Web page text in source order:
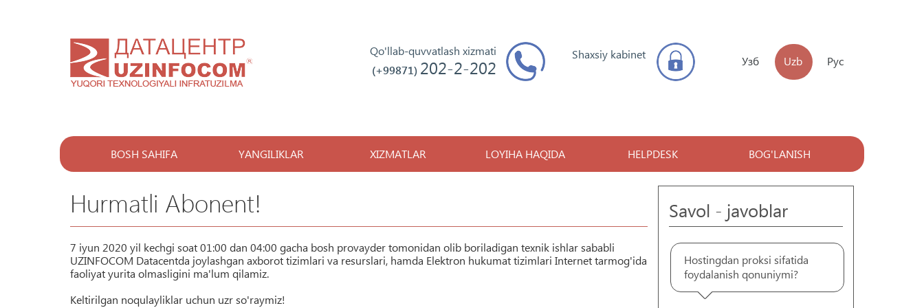
BOSH SAHIFA YANGILIKLAR XIZMATLAR LOYIHA HAQIDA HELPDESK BOG'LANISH
Узб Uzb Рус
Shaxsiy kabinet
Qo'llab-quvvatlash xizmati
(+99871) 202-2-202
Hurmatli Abonent!
7 iyun 2020 yil kechgi soat 01:00 dan 04:00 gacha bosh provayder tomonidan olib boriladigan texnik ishlar sababli
UZINFOCOM Datacentda joylashgan axborot tizimlari va resurslari, hamda Elektron hukumat tizimlari Internet tarmog'ida
faoliyat yurita olmasligini ma'lum qilamiz.
Keltirilgan noqulayliklar uchun uzr so'raymiz!
Savol - javoblar
Hostingdan proksi sifatida
foydalanish qonuniymi?